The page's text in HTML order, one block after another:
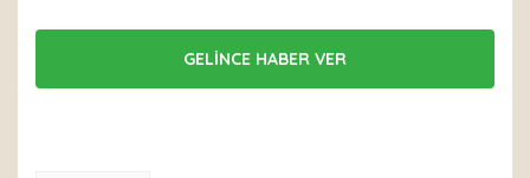
GELİNCE HABER VER